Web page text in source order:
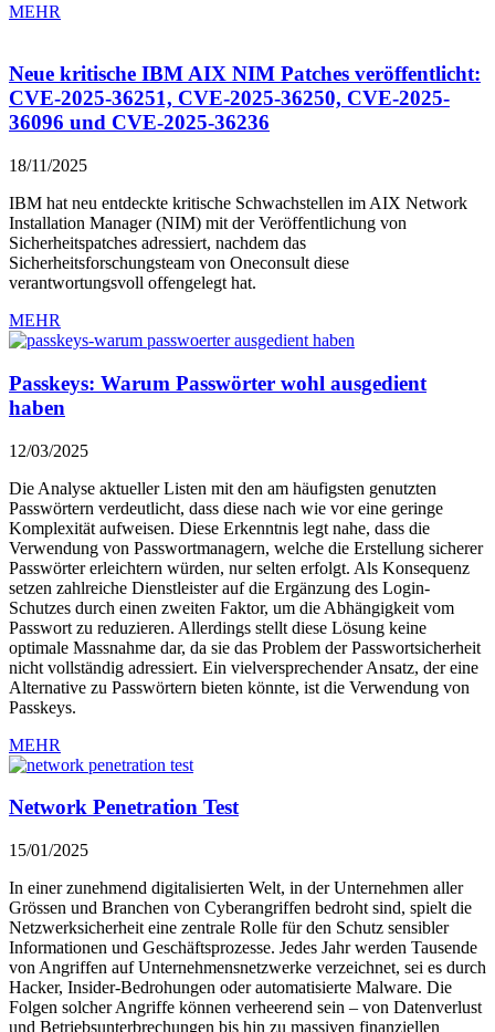
MEHR
Neue kritische IBM AIX NIM Patches veröffentlicht:
CVE-2025-36251, CVE-2025-36250, CVE-2025-
36096 und CVE-2025-36236
18/11/2025
IBM hat neu entdeckte kritische Schwachstellen im AIX Network
Installation Manager (NIM) mit der Veröffentlichung von
Sicherheitspatches adressiert, nachdem das
Sicherheitsforschungsteam von Oneconsult diese
verantwortungsvoll offengelegt hat.
MEHR
Passkeys: Warum Passwörter wohl ausgedient
haben
12/03/2025
Die Analyse aktueller Listen mit den am häufigsten genutzten
Passwörtern verdeutlicht, dass diese nach wie vor eine geringe
Komplexität aufweisen. Diese Erkenntnis legt nahe, dass die
Verwendung von Passwortmanagern, welche die Erstellung sicherer
Passwörter erleichtern würden, nur selten erfolgt. Als Konsequenz
setzen zahlreiche Dienstleister auf die Ergänzung des Login-
Schutzes durch einen zweiten Faktor, um die Abhängigkeit vom
Passwort zu reduzieren. Allerdings stellt diese Lösung keine
optimale Massnahme dar, da sie das Problem der Passwortsicherheit
nicht vollständig adressiert. Ein vielversprechender Ansatz, der eine
Alternative zu Passwörtern bieten könnte, ist die Verwendung von
Passkeys.
MEHR
Network Penetration Test
15/01/2025
In einer zunehmend digitalisierten Welt, in der Unternehmen aller
Grössen und Branchen von Cyberangriffen bedroht sind, spielt die
Netzwerksicherheit eine zentrale Rolle für den Schutz sensibler
Informationen und Geschäftsprozesse. Jedes Jahr werden Tausende
von Angriffen auf Unternehmensnetzwerke verzeichnet, sei es durch
Hacker, Insider-Bedrohungen oder automatisierte Malware. Die
Folgen solcher Angriffe können verheerend sein – von Datenverlust
und Betriebsunterbrechungen bis hin zu massiven finanziellen